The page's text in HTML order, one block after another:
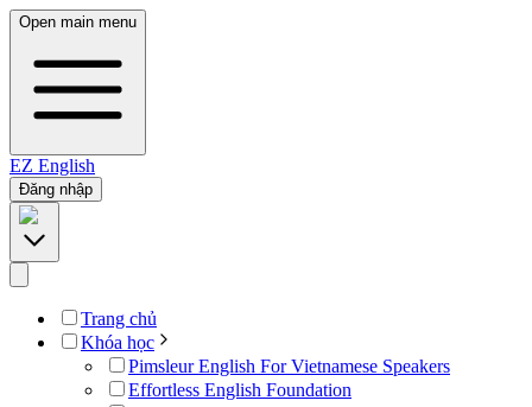
Open main menu
EZ English
Đăng nhập
Trang chủ
Khóa học
Pimsleur English For Vietnamese Speakers
Effortless English Foundation